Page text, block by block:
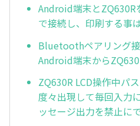
Android端末とZQ630R
で接続し、印刷する事
Bluetoothペアリング接
Android端末から
ZQ630R LCD操作中パ
度々出現して毎回入力
ッセージ出力を禁止に